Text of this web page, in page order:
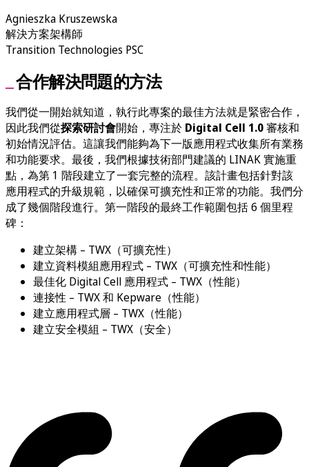
Agnieszka Kruszewska
解決方案架構師
Transition Technologies PSC
合作解決問題的方法
我們從一開始就知道，執行此專案的最佳方法就是緊密合作，
因此我們從探索研討會開始，專注於 Digital Cell 1.0審核和
初始情況評估。這讓我們能夠為下一版應用程式收集所有業務
和功能要求。最後，我們根據技術部門建議的 LINAK 實施重
點，為第 1 階段建立了一套完整的流程。該計畫包括針對該
應用程式的升級規範，以確保可擴充性和正常的功能。我們分
成了幾個階段進行。第一階段的最終工作範圍包括 6 個里程
碑：
建立架構 – TWX（可擴充性）
建立資料模組應用程式 – TWX（可擴充性和性能）
最佳化 Digital Cell 應用程式 – TWX（性能）
連接性 – TWX 和 Kepware（性能）
建立應用程式層 – TWX（性能）
建立安全模組 – TWX（安全）